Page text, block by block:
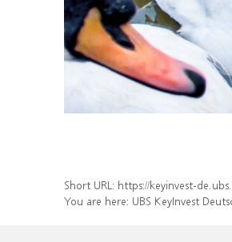
Short URL: https://keyinvest-
You are here: UBS KeyInvest